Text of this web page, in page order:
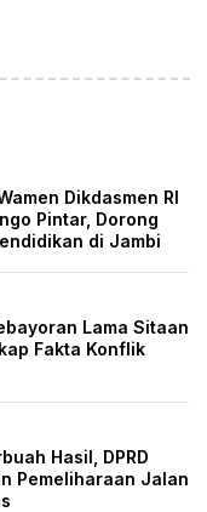
Dikdasmen RI
Pintar, Dorong
di Jambi
Lama Sitaan
Fakta Konflik
Hasil, DPRD
Pemeliharaan Jalan